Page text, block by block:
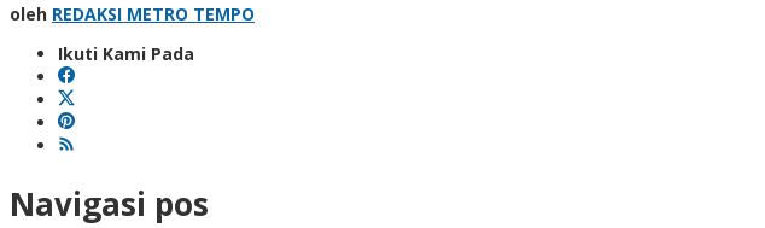
oleh REDAKSI METRO TEMPO
Ikuti Kami Pada
Navigasi pos